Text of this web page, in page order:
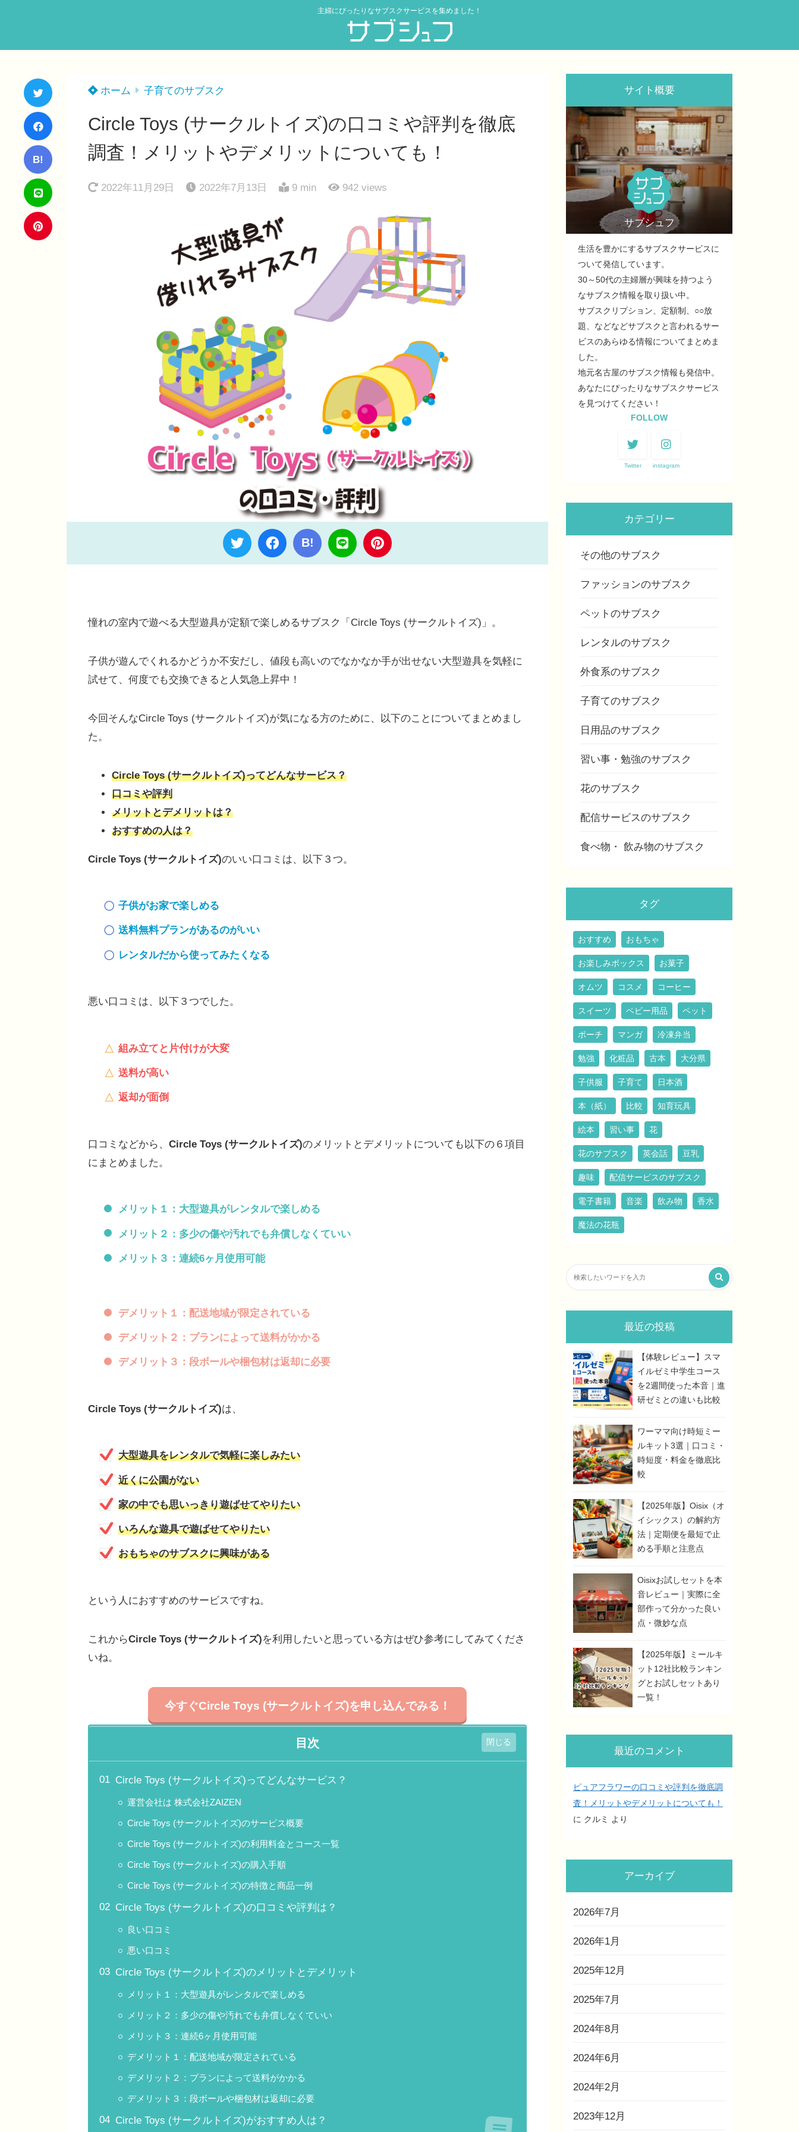
主婦にぴったりなサブスクサービスを集めました！
B!
ホーム 子育てのサブスク
Circle Toys (サークルトイズ)の口コミや評判を徹底
調査！メリットやデメリットについても！
2022年11月29日 2022年7月13日 9 min 942 views
B!
憧れの室内で遊べる大型遊具が定額で楽しめるサブスク「Circle Toys (サークルトイズ)」。
子供が遊んでくれるかどうか不安だし、値段も高いのでなかなか手が出せない大型遊具を気軽に
試せて、何度でも交換できると人気急上昇中！
今回そんなCircle Toys (サークルトイズ)が気になる方のために、以下のことについてまとめまし
た。
Circle Toys (サークルトイズ)ってどんなサービス？
口コミや評判
メリットとデメリットは？
おすすめの人は？
Circle Toys (サークルトイズ)のいい口コミは、以下３つ。
子供がお家で楽しめる
送料無料プランがあるのがいい
レンタルだから使ってみたくなる
悪い口コミは、以下３つでした。
組み立てと片付けが大変
送料が高い
返却が面倒
口コミなどから、 Circle Toys (サークルトイズ)のメリットとデメリットについても以下の６項目
にまとめました。
メリット１：大型遊具がレンタルで楽しめる
メリット２：多少の傷や汚れでも弁償しなくていい
メリット３：連続6ヶ月使用可能
デメリット１：配送地域が限定されている
デメリット２：プランによって送料がかかる
デメリット３：段ボールや梱包材は返却に必要
Circle Toys (サークルトイズ)は、
大型遊具をレンタルで気軽に楽しみたい
近くに公園がない
家の中でも思いっきり遊ばせてやりたい
いろんな遊具で遊ばせてやりたい
おもちゃのサブスクに興味がある
という人におすすめのサービスですね。
これからCircle Toys (サークルトイズ)を利用したいと思っている方はぜひ参考にしてみてくださ
いね。
今すぐCircle Toys (サークルトイズ)を申し込んでみる！
目次
Circle Toys (サークルトイズ)ってどんなサービス？
運営会社は 株式会社ZAIZEN
Circle Toys (サークルトイズ)のサービス概要
Circle Toys (サークルトイズ)の利用料金とコース一覧
Circle Toys (サークルトイズ)の購入手順
Circle Toys (サークルトイズ)の特徴と商品一例
Circle Toys (サークルトイズ)の口コミや評判は？
良い口コミ
悪い口コミ
Circle Toys (サークルトイズ)のメリットとデメリット
メリット１：大型遊具がレンタルで楽しめる
メリット２：多少の傷や汚れでも弁償しなくていい
メリット３：連続6ヶ月使用可能
デメリット１：配送地域が限定されている
デメリット２：プランによって送料がかかる
デメリット３：段ボールや梱包材は返却に必要
Circle Toys (サークルトイズ)がおすすめ人は？
サイト概要
サブシュフ
生活を豊かにするサブスクサービスに
ついて発信しています。
30～50代の主婦層が興味を持つよう
なサブスク情報を取り扱い中。
サブスクリプション、定額制、○○放
題、などなどサブスクと言われるサー
ビスのあらゆる情報についてまとめま
した。
地元名古屋のサブスク情報も発信中。
あなたにぴったりなサブスクサービス
を見つけてください！
FOLLOW
Twitter instagram
カテゴリー
その他のサブスク
ファッションのサブスク
ペットのサブスク
レンタルのサブスク
外食系のサブスク
子育てのサブスク
日用品のサブスク
習い事・勉強のサブスク
花のサブスク
配信サービスのサブスク
食べ物・ 飲み物のサブスク
タグ
おすすめ おもちゃ
お楽しみボックス お菓子
オムツ コスメ コーヒー
スイーツ ベビー用品 ペット
ポーチ マンガ 冷凍弁当
勉強 化粧品 古本 大分県
子供服 子育て 日本酒
本（紙） 比較 知育玩具
絵本 習い事 花
花のサブスク 英会話 豆乳
趣味 配信サービスのサブスク
電子書籍 音楽 飲み物 香水
魔法の花瓶
最近の投稿
【体験レビュー】スマ
イルゼミ中学生コース
を2週間使った本音｜進
研ゼミとの違いも比較
ワーママ向け時短ミー
ルキット3選｜口コミ・
時短度・料金を徹底比
較
【2025年版】Oisix（オ
イシックス）の解約方
法｜定期便を最短で止
める手順と注意点
Oisixお試しセットを本
音レビュー｜実際に全
部作って分かった良い
点・微妙な点
【2025年版】ミールキ
ット12社比較ランキン
グとお試しセットあり
一覧！
最近のコメント
ピュアフラワーの口コミや評判を徹底調
査！メリットやデメリットについても！
に クルミ より
アーカイブ
2026年7月
2026年1月
2025年12月
2025年7月
2024年8月
2024年6月
2024年2月
2023年12月